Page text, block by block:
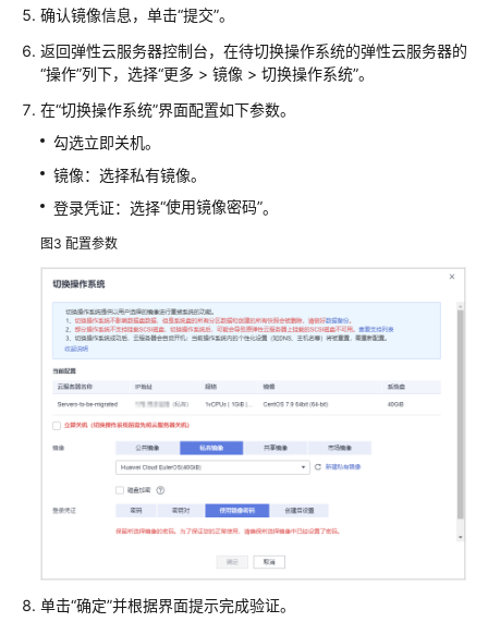
如
何
开
HCE
的
功
能？
如
何
关
闭
HCE
系
统
确认镜像信息，单击“提交”。
返回弹性云服务器控制台，在待切换操作系统的弹性云服务器的
“操作”列下，选择“更多 > 镜像 > 切换操作系统”。
在“切换操作系统”界面配置如下参数。
勾选立即关机。
镜像：选择私有镜像。
登录凭证：选择“使用镜像密码”。
图3 配置参数
单击“确定”并根据界面提示完成验证。